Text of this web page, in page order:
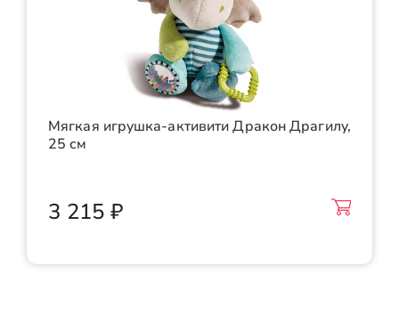
Мягкая игрушка-активити Дракон Драгилу,
25 см
3 215 ₽